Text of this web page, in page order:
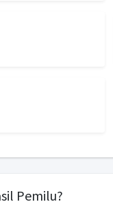
Pemilu?